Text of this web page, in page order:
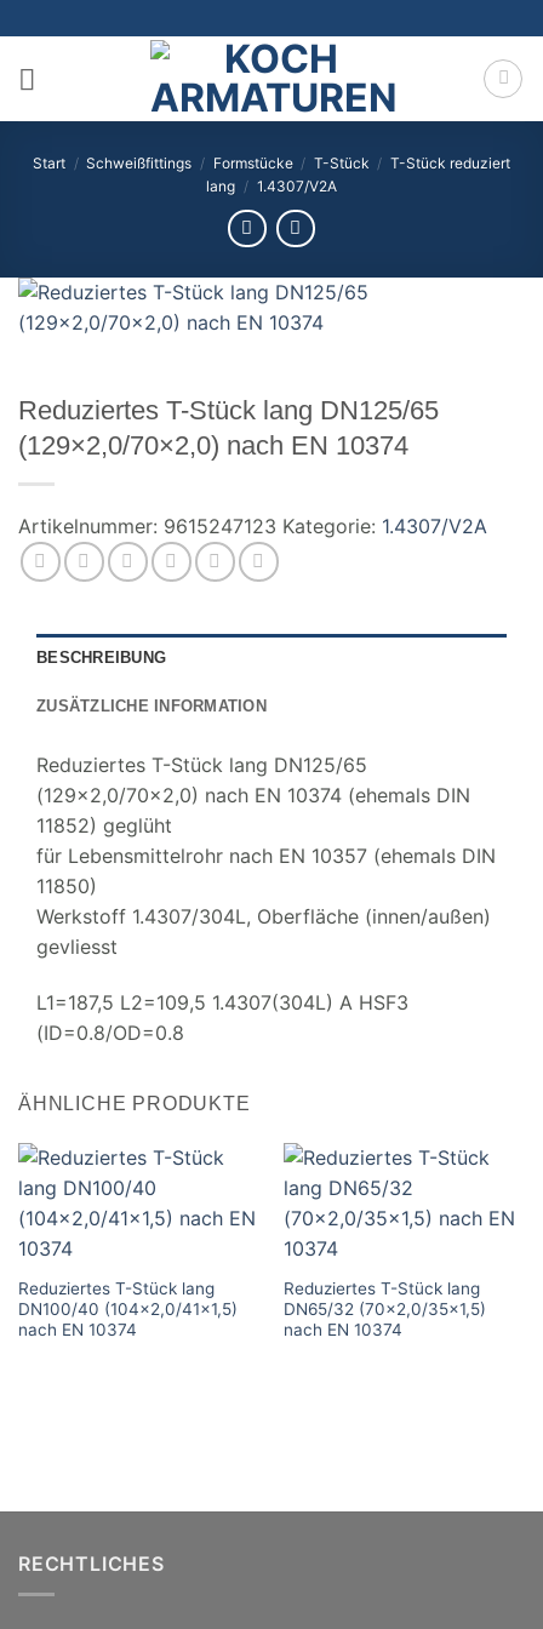
Inhalt
springen
Start / Schweißfittings / Formstücke / T-Stück / T-Stück reduziert
lang / 1.4307/V2A
Reduziertes T-Stück lang DN125/65
(129×2,0/70×2,0) nach EN 10374
Artikelnummer: 9615247123 Kategorie: 1.4307/V2A
BESCHREIBUNG
ZUSÄTZLICHE INFORMATION
Reduziertes T-Stück lang DN125/65
(129×2,0/70×2,0) nach EN 10374 (ehemals DIN
11852) geglüht
für Lebensmittelrohr nach EN 10357 (ehemals DIN
11850)
Werkstoff 1.4307/304L, Oberfläche (innen/außen)
gevliesst
L1=187,5 L2=109,5 1.4307(304L) A HSF3
(ID=0.8/OD=0.8
ÄHNLICHE PRODUKTE
Reduziertes T-Stück lang
DN100/40 (104×2,0/41×1,5)
nach EN 10374
Reduziertes T-Stück lang
DN65/32 (70×2,0/35×1,5)
nach EN 10374
RECHTLICHES